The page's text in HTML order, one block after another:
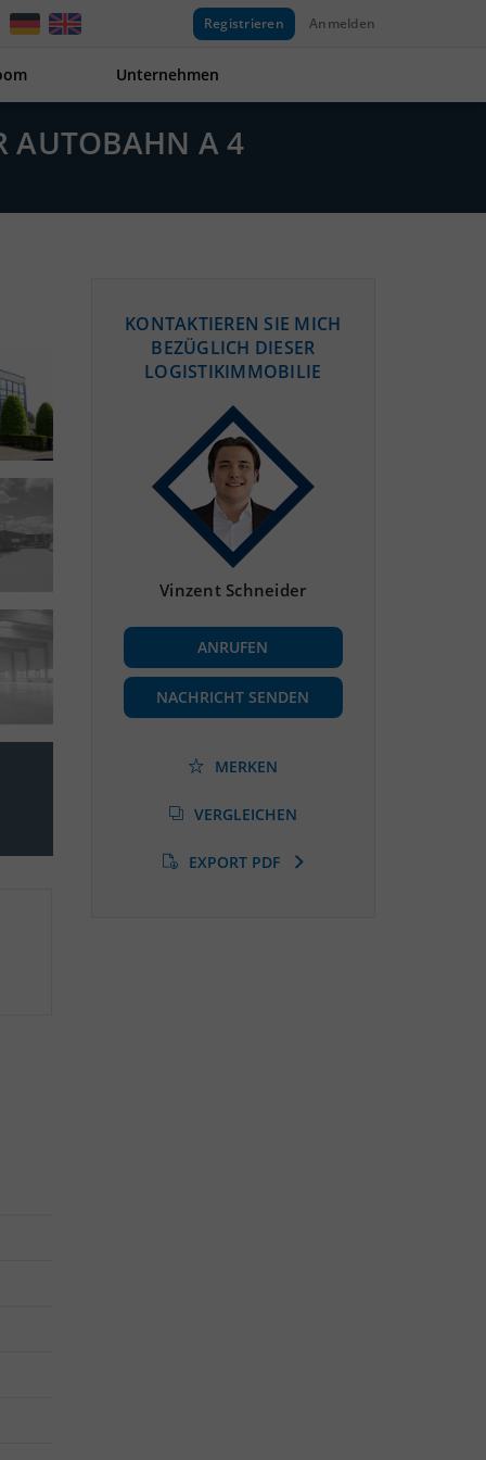
Registrieren Anmelden
Unternehmen
AUTOBAHN A 4
KONTAKTIEREN SIE MICH
BEZÜGLICH DIESER
LOGISTIKIMMOBILIE
Vinzent Schneider
ANRUFEN
NACHRICHT SENDEN
MERKEN
VERGLEICHEN
EXPORT PDF